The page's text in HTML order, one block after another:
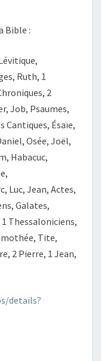
Bible :
Ruth, 1
2
Job, Psaumes,
Cantiques, Ésaïe,
Osée, Joël,
Habacuc,
Luc, Jean, Actes,
Galates,
Thessaloniciens,
Tite,
2 Pierre, 1 Jean,
details?